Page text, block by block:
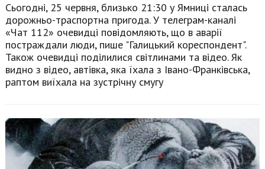
Сьогодні, 25 червня, близько 21:30 у Ямниці сталась
дорожньо-траспортна пригода. У телеграм-каналі
«Чат 112» очевидці повідомляють, що в аварії
постраждали люди, пише "Галицький кореспондент".
Також очевидці поділилися світлинами та відео. Як
видно з відео, автівка, яка їхала з Івано-Франківська,
раптом виїхала на зустрічну смугу